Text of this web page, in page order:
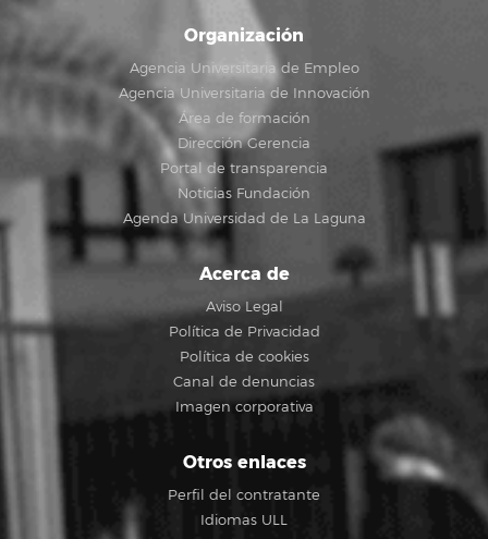
Organización
Agencia Universitaria de Empleo
Agencia Universitaria de Innovación
Área de formación
Dirección Gerencia
Portal de transparencia
Noticias Fundación
Agenda Universidad de La Laguna
Acerca de
Aviso Legal
Política de Privacidad
Política de cookies
Canal de denuncias
Imagen corporativa
Otros enlaces
Perfil del contratante
Idiomas ULL